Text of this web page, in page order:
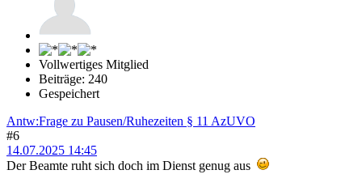
Vollwertiges Mitglied
Beiträge: 240
Gespeichert
Antw:Frage zu Pausen/Ruhezeiten § 11 AzUVO
#6
14.07.2025 14:45
Der Beamte ruht sich doch im Dienst genug aus